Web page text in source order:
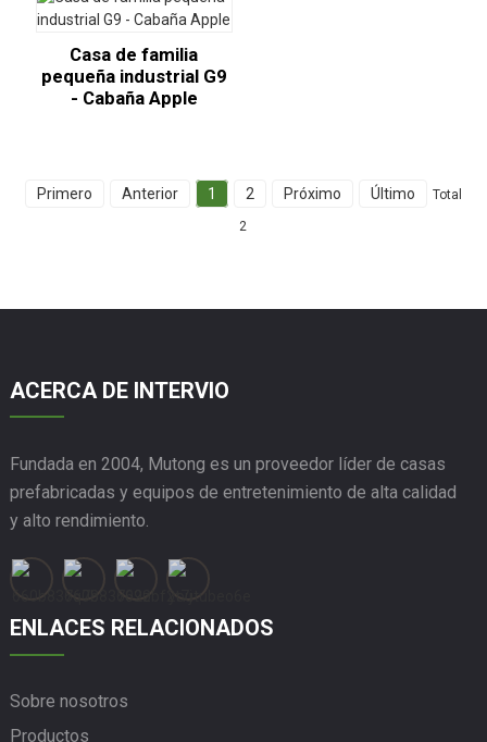
Casa de familia
pequeña industrial G9
- Cabaña Apple
Primero Anterior 1 2 Próximo Último Total
2
ACERCA DE INTERVIO
Fundada en 2004, Mutong es un proveedor líder de casas
prefabricadas y equipos de entretenimiento de alta calidad
y alto rendimiento.
ENLACES RELACIONADOS
Sobre nosotros
Productos